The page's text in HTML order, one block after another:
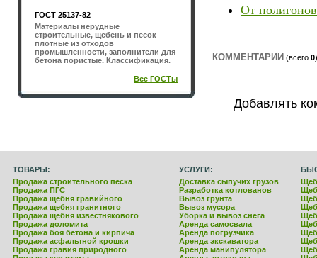
ГОСТ 25137-82
Материалы нерудные
строительные, щебень и песок
плотные из отходов
промышленности, заполнители для
бетона пористые. Классификация.
Все ГОСТы
От
КОММЕНТАРИИ (всего 0)
Добавлять
ТОВАРЫ: УСЛУГИ:
Продажа строительного песка
Продажа ПГС
Продажа щебня гравийного
Продажа щебня гранитного
Продажа щебня известнякового
Продажа доломита
Продажа боя бетона и кирпича
Продажа асфальтной крошки
Продажа гравия природного
Доставка сыпучих грузов
Разработка котлованов
Вывоз грунта
Вывоз мусора
Уборка и вывоз снега
Аренда самосвала
Аренда погрузчика
Аренда экскаватора
Аренда манипулятора